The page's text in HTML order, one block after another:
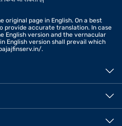
original page in English. On a best
provide accurate translation. In case
English version and the vernacular
English version shall prevail which
.